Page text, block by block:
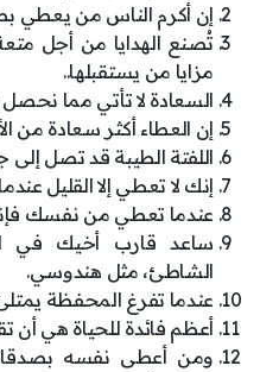
إن أكرم الناس من يعطي
تُصنع الهدايا من أجل
مزايا من يستقبلها..
السعادة لا تأتي مما
إن العطاء أكثر سعادة من
اللفتة الطيبة قد تصل إلى
إنك لا تعطي إلا القليل
عندما تعطي من نفسك
ساعد قارب أخيك في
الشاطئ، مثل هندوسي.
عندما تفرغ المحفظة
أعظم فائدة للحياة هي
ومن أعطى نفسه